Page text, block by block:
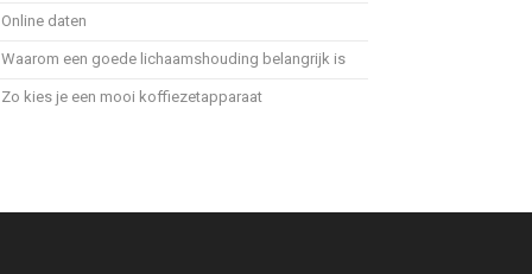
Online daten
Waarom een goede lichaamshouding belangrijk is
Zo kies je een mooi koffiezetapparaat